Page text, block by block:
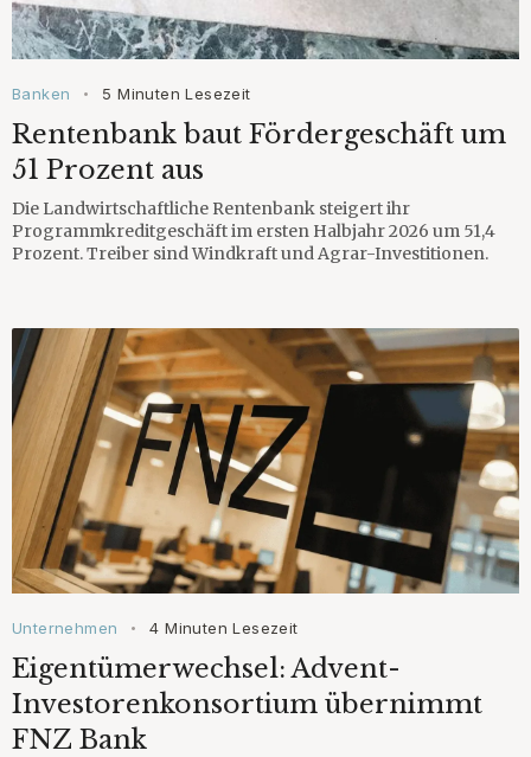
Banken • 5 Minuten Lesezeit
Rentenbank baut Fördergeschäft um
51 Prozent aus
Die Landwirtschaftliche Rentenbank steigert ihr
Programmkreditgeschäft im ersten Halbjahr 2026 um 51,4
Prozent. Treiber sind Windkraft und Agrar-Investitionen.
Unternehmen • 4 Minuten Lesezeit
Eigentümerwechsel: Advent-
Investorenkonsortium übernimmt
FNZ Bank